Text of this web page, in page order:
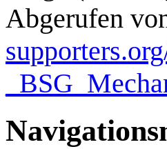
Abgerufen